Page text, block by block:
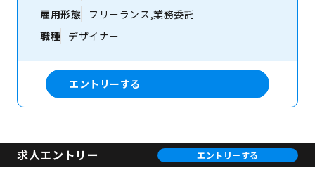
雇用形態
フリーランス,業務委託
職種
デザイナー
エントリーする
求人エントリー エントリーする